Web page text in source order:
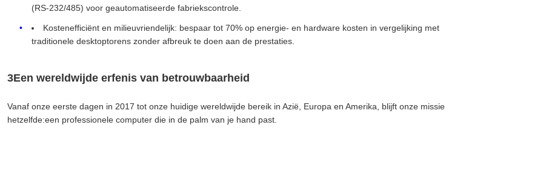
(RS-232/485) voor geautomatiseerde fabriekscontrole.
Kostenefficiënt en milieuvriendelijk: bespaar tot 70% op energie- en hardware kosten in vergelijking met
traditionele desktoptorens zonder afbreuk te doen aan de prestaties.
3Een wereldwijde erfenis van betrouwbaarheid
Vanaf onze eerste dagen in 2017 tot onze huidige wereldwijde bereik in Azië, Europa en Amerika, blijft onze missie
hetzelfde:een professionele computer die in de palm van je hand past.